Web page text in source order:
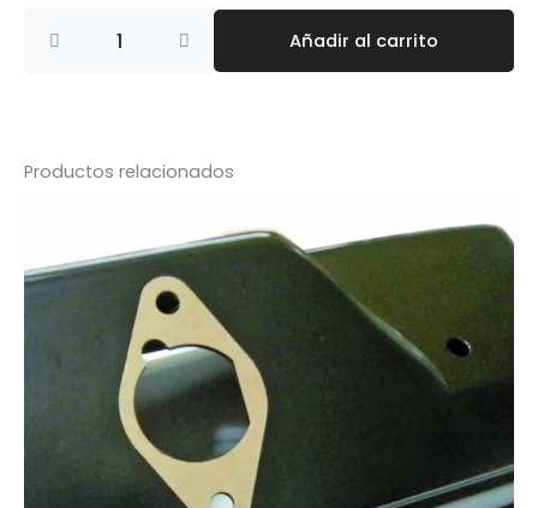
COMPLETO
GX-
cantidad
Añadir al carrito
Productos relacionados